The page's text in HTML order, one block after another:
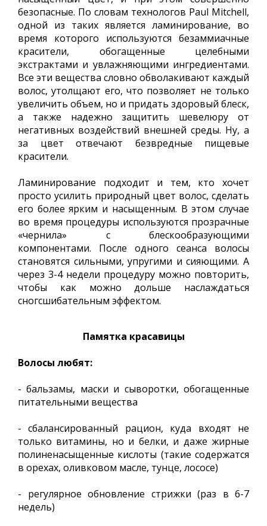
безопасные. По словам технологов Paul Mitchell,
одной из таких является ламинирование, во
время которого используются безаммиачные
красители, обогащенные целебными
экстрактами и увлажняющими ингредиентами.
Все эти вещества словно обволакивают каждый
волос, утолщают его, что позволяет не только
увеличить объем, но и придать здоровый блеск,
а также надежно защитить шевелюру от
негативных воздействий внешней среды. Ну, а
за цвет отвечают безвредные пищевые
красители.
Ламинирование подходит и тем, кто хочет
просто усилить природный цвет волос, сделать
его более ярким и насыщенным. В этом случае
во время процедуры используются прозрачные
«чернила» с блескообразующими
компонентами. После одного сеанса волосы
становятся сильными, упругими и сияющими. А
через 3-4 недели процедуру можно повторить,
чтобы как можно дольше наслаждаться
сногсшибательным эффектом.
Памятка красавицы
Волосы любят:
- бальзамы, маски и сыворотки, обогащенные
питательными вещества
- сбалансированный рацион, куда входят не
только витамины, но и белки, и даже жирные
полиненасыщенные кислоты (такие содержатся
в орехах, оливковом масле, тунце, лососе)
- регулярное обновление стрижки (раз в 6-7
недель)